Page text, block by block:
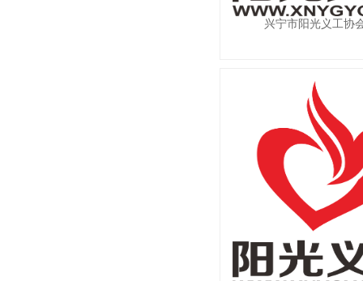
兴宁市阳光义工协